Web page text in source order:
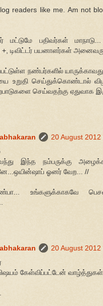
readers like me. Am not
மட்டுமே பதிவர்கள்
+, டிவிட்டர் பயனாளர்கள்
நண்பர்களில்
உறுதி செய்துக்கொண்டால்
செய்வதற்கு ஏதுவாக
20 August 2012
இந்த நம்பருக்கு
ஓனர் வேற... //
உங்களுக்காகவே
20 August 2012
கேள்விப்பட்டேன்